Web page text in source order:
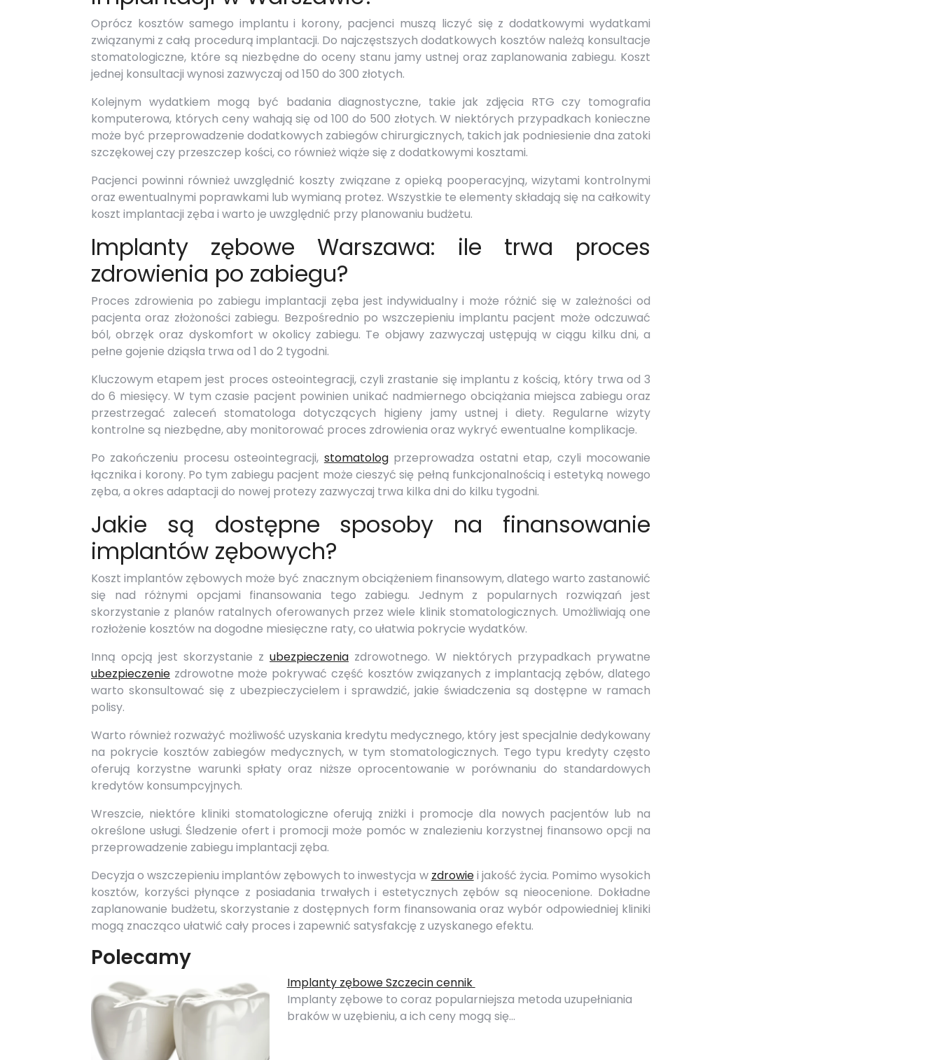
Oprócz kosztów samego implantu i korony, pacjenci muszą liczyć się z dodatkowymi wydatkami
związanymi z całą procedurą implantacji. Do najczęstszych dodatkowych kosztów należą konsultacje
stomatologiczne, które są niezbędne do oceny stanu jamy ustnej oraz zaplanowania zabiegu. Koszt
jednej konsultacji wynosi zazwyczaj od 150 do 300 złotych.
Kolejnym wydatkiem mogą być badania diagnostyczne, takie jak zdjęcia RTG czy tomografia
komputerowa, których ceny wahają się od 100 do 500 złotych. W niektórych przypadkach konieczne
może być przeprowadzenie dodatkowych zabiegów chirurgicznych, takich jak podniesienie dna zatoki
szczękowej czy przeszczep kości, co również wiąże się z dodatkowymi kosztami.
Pacjenci powinni również uwzględnić koszty związane z opieką pooperacyjną, wizytami kontrolnymi
oraz ewentualnymi poprawkami lub wymianą protez. Wszystkie te elementy składają się na całkowity
koszt implantacji zęba i warto je uwzględnić przy planowaniu budżetu.
Implanty zębowe Warszawa: ile trwa proces
zdrowienia po zabiegu?
Proces zdrowienia po zabiegu implantacji zęba jest indywidualny i może różnić się w zależności od
pacjenta oraz złożoności zabiegu. Bezpośrednio po wszczepieniu implantu pacjent może odczuwać
ból, obrzęk oraz dyskomfort w okolicy zabiegu. Te objawy zazwyczaj ustępują w ciągu kilku dni, a
pełne gojenie dziąsła trwa od 1 do 2 tygodni.
Kluczowym etapem jest proces osteointegracji, czyli zrastanie się implantu z kością, który trwa od 3
do 6 miesięcy. W tym czasie pacjent powinien unikać nadmiernego obciążania miejsca zabiegu oraz
przestrzegać zaleceń stomatologa dotyczących higieny jamy ustnej i diety. Regularne wizyty
kontrolne są niezbędne, aby monitorować proces zdrowienia oraz wykryć ewentualne komplikacje.
Po zakończeniu procesu osteointegracji, stomatologprzeprowadza ostatni etap, czyli mocowanie
łącznika i korony. Po tym zabiegu pacjent może cieszyć się pełną funkcjonalnością i estetyką nowego
zęba, a okres adaptacji do nowej protezy zazwyczaj trwa kilka dni do kilku tygodni.
Jakie są dostępne sposoby na finansowanie
implantów zębowych?
Koszt implantów zębowych może być znacznym obciążeniem finansowym, dlatego warto zastanowić
się nad różnymi opcjami finansowania tego zabiegu. Jednym z popularnych rozwiązań jest
skorzystanie z planów ratalnych oferowanych przez wiele klinik stomatologicznych. Umożliwiają one
rozłożenie kosztów na dogodne miesięczne raty, co ułatwia pokrycie wydatków.
Inną opcją jest skorzystanie z ubezpieczenia zdrowotnego. W niektórych przypadkach prywatne
ubezpieczenie zdrowotne może pokrywać część kosztów związanych z implantacją zębów, dlatego
warto skonsultować się z ubezpieczycielem i sprawdzić, jakie świadczenia są dostępne w ramach
polisy.
Warto również rozważyć możliwość uzyskania kredytu medycznego, który jest specjalnie dedykowany
na pokrycie kosztów zabiegów medycznych, w tym stomatologicznych. Tego typu kredyty często
oferują korzystne warunki spłaty oraz niższe oprocentowanie w porównaniu do standardowych
kredytów konsumpcyjnych.
Wreszcie, niektóre kliniki stomatologiczne oferują zniżki i promocje dla nowych pacjentów lub na
określone usługi. Śledzenie ofert i promocji może pomóc w znalezieniu korzystnej finansowo opcji na
przeprowadzenie zabiegu implantacji zęba.
Decyzja o wszczepieniu implantów zębowych to inwestycja w zdrowiei jakość życia. Pomimo wysokich
kosztów, korzyści płynące z posiadania trwałych i estetycznych zębów są nieocenione. Dokładne
zaplanowanie budżetu, skorzystanie z dostępnych form finansowania oraz wybór odpowiedniej kliniki
mogą znacząco ułatwić cały proces i zapewnić satysfakcję z uzyskanego efektu.
Polecamy
Implanty zębowe Szczecin cennik
Implanty zębowe to coraz popularniejsza metoda uzupełniania
braków w uzębieniu, a ich ceny mogą się…